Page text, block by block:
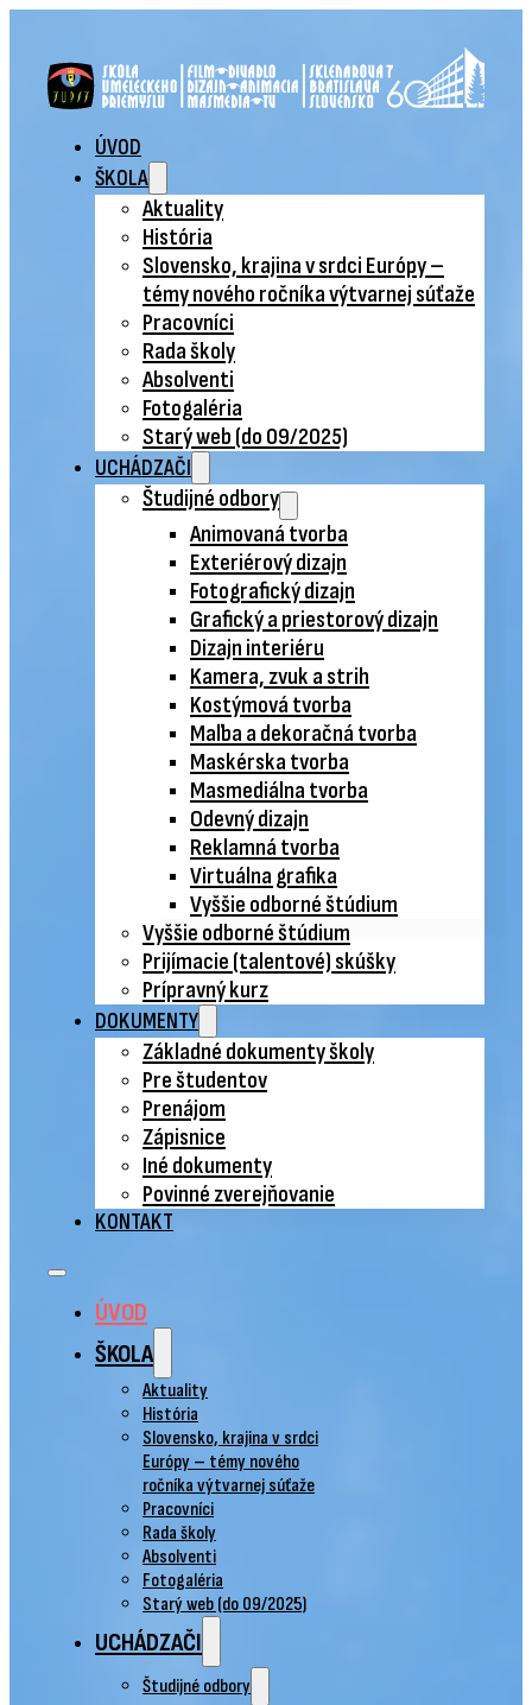
ÚVOD
ŠKOLA
Aktuality
História
Slovensko, krajina v srdci Európy –
témy nového ročníka výtvarnej súťaže
Pracovníci
Rada školy
Absolventi
Fotogaléria
Starý web (do 09/2025)
UCHÁDZAČI
Študijné odbory
Animovaná tvorba
Exteriérový dizajn
Fotografický dizajn
Grafický a priestorový dizajn
Dizajn interiéru
Kamera, zvuk a strih
Kostýmová tvorba
Maľba a dekoračná tvorba
Maskérska tvorba
Masmediálna tvorba
Odevný dizajn
Reklamná tvorba
Virtuálna grafika
Vyššie odborné štúdium
Vyššie odborné štúdium
Prijímacie (talentové) skúšky
Prípravný kurz
DOKUMENTY
Základné dokumenty školy
Pre študentov
Prenájom
Zápisnice
Iné dokumenty
Povinné zverejňovanie
KONTAKT
ÚVOD
ŠKOLA
Aktuality
História
Slovensko, krajina v srdci
Európy – témy nového
ročníka výtvarnej súťaže
Pracovníci
Rada školy
Absolventi
Fotogaléria
Starý web (do 09/2025)
UCHÁDZAČI
Študijné odbory